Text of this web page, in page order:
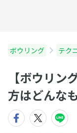
ボウリング テク
【ボウリ
方はどんな